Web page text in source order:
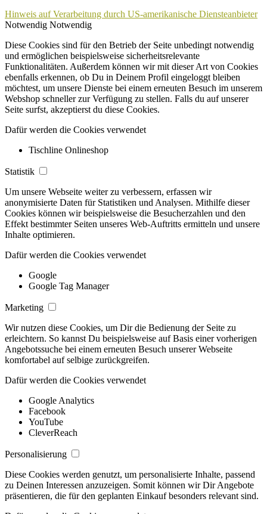
Hinweis auf Verarbeitung durch US-amerikanische Diensteanbieter
Notwendig Notwendig
Diese Cookies sind für den Betrieb der Seite unbedingt notwendig
und ermöglichen beispielsweise sicherheitsrelevante
Funktionalitäten. Außerdem können wir mit dieser Art von Cookies
ebenfalls erkennen, ob Du in Deinem Profil eingeloggt bleiben
möchtest, um unsere Dienste bei einem erneuten Besuch im unserem
Webshop schneller zur Verfügung zu stellen. Falls du auf unserer
Seite surfst, akzeptierst du diese Cookies.
Dafür werden die Cookies verwendet
Tischline Onlineshop
Statistik
Um unsere Webseite weiter zu verbessern, erfassen wir
anonymisierte Daten für Statistiken und Analysen. Mithilfe dieser
Cookies können wir beispielsweise die Besucherzahlen und den
Effekt bestimmter Seiten unseres Web-Auftritts ermitteln und unsere
Inhalte optimieren.
Dafür werden die Cookies verwendet
Google
Google Tag Manager
Marketing
Wir nutzen diese Cookies, um Dir die Bedienung der Seite zu
erleichtern. So kannst Du beispielsweise auf Basis einer vorherigen
Angebotssuche bei einem erneuten Besuch unserer Webseite
komfortabel auf selbige zurückgreifen.
Dafür werden die Cookies verwendet
Google Analytics
Facebook
YouTube
CleverReach
Personalisierung
Diese Cookies werden genutzt, um personalisierte Inhalte, passend
zu Deinen Interessen anzuzeigen. Somit können wir Dir Angebote
präsentieren, die für den geplanten Einkauf besonders relevant sind.